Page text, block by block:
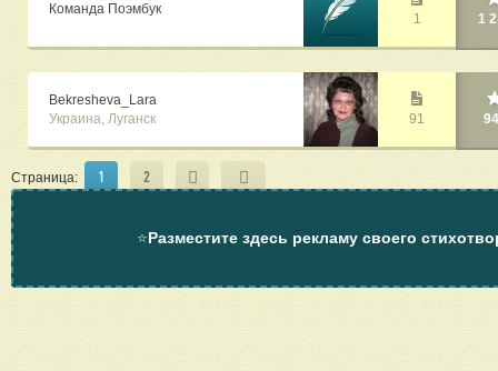
1
Команда Поэмбук
1
91
Bekresheva_Lara
Украина, Луганск
Страница: 1 2
⭐Разместите здесь рекламу своего